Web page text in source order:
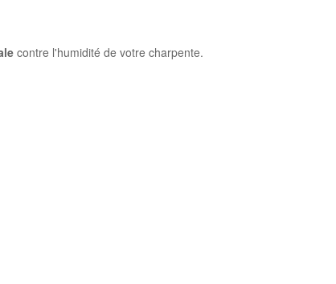
contre l'humidité de votre charpente.